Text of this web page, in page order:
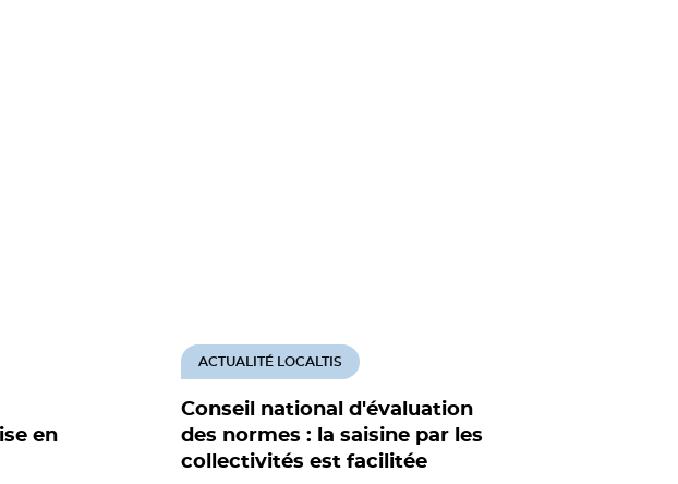
en
Conseil national d'évaluation
des normes : la saisine par les
collectivités est facilitée
ACTUALITÉ LOCALTIS